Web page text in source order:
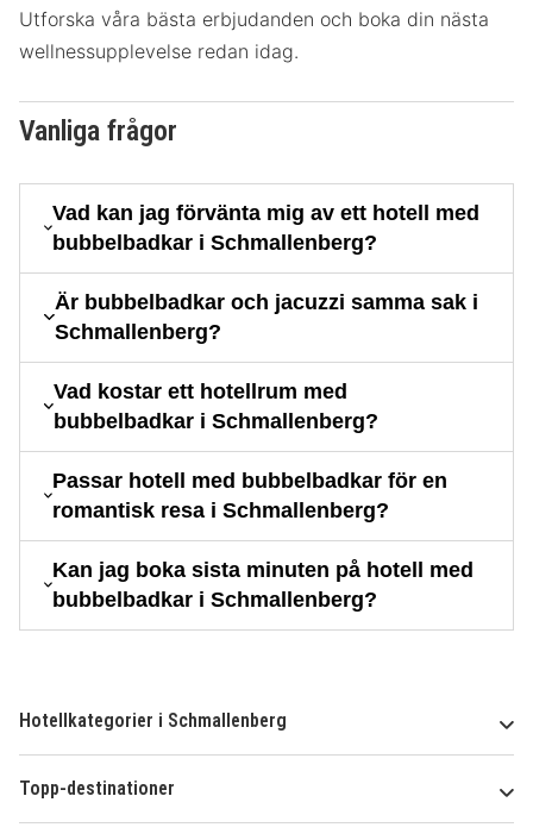
Utforska våra bästa erbjudanden och boka din nästa
wellnessupplevelse redan idag.
Vanliga frågor
Vad kan jag förvänta mig av ett hotell med
bubbelbadkar i Schmallenberg?
Är bubbelbadkar och jacuzzi samma sak i
Schmallenberg?
Vad kostar ett hotellrum med
bubbelbadkar i Schmallenberg?
Passar hotell med bubbelbadkar för en
romantisk resa i Schmallenberg?
Kan jag boka sista minuten på hotell med
bubbelbadkar i Schmallenberg?
Hotellkategorier i Schmallenberg
Topp-destinationer